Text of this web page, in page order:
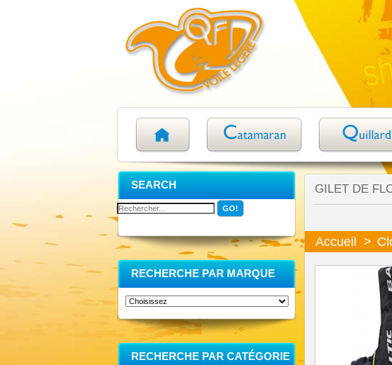
SEARCH
RECHERCHE PAR MARQUE
RECHERCHE PAR CATÉGORIE
GILET DE
Accueil >